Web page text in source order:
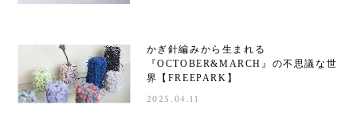
かぎ針編みから生まれる
『OCTOBER&MARCH』の不思議な世
界【FREEPARK】
2025.04.11